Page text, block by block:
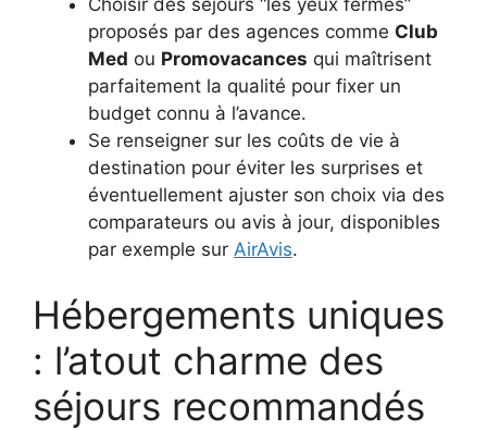
Choisir des séjours “les yeux fermés”
proposés par des agences comme Club
Med ou Promovacances qui maîtrisent
parfaitement la qualité pour fixer un
budget connu à l’avance.
Se renseigner sur les coûts de vie à
destination pour éviter les surprises et
éventuellement ajuster son choix via des
comparateurs ou avis à jour, disponibles
par exemple sur AirAvis.
Hébergements uniques
: l’atout charme des
séjours recommandés